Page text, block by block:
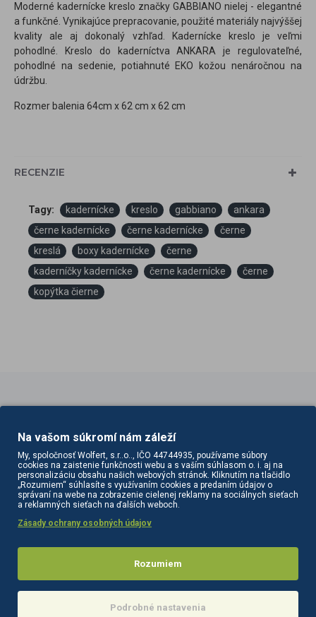
Moderné kadernícke kreslo značky GABBIANO nielej - elegantné
a funkčné. Vynikajúce prepracovanie, použité materiály najvýššej
kvality ale aj dokonalý vzhľad. Kadernícke kreslo je veľmi
pohodlné. Kreslo do kaderníctva ANKARA je regulovateľné,
pohodlné na sedenie, potiahnuté EKO kožou nenáročnou na
údržbu.
Rozmer balenia 64cm x 62 cm x 62 cm
RECENZIE
Tagy: kadernícke kreslo gabbiano
ankara
černe kadernícke
černe kadernícke
černe
kreslá
boxy kadernícke
černe
kaderníčky kadernícke
černe kadernícke
černe
kopýtka čierne
Gabbiano kadernícke kreslo Sewilla šedo-čierne Hair System kadernícke kreslo S20 čierne
176,40€
Na vašom súkromí nám záleží
My, spoločnosť Wolfert, s.r..o.., IČO 44744935, používame súbory
cookies na zaistenie funkčnosti webu a s vaším súhlasom o. i. aj na
personalizáciu obsahu našich webových stránok. Kliknutím na tlačidlo
„Rozumiem“ súhlasíte s využívaním cookies a predaním údajov o
správaní na webe na zobrazenie cielenej reklamy na sociálnych sieťach
a reklamných sieťach na ďalších weboch.
Zásady ochrany osobných údajov
Rozumiem
Podrobné nastavenia